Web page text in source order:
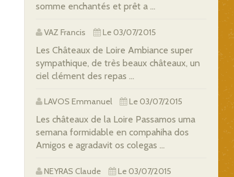
somme enchantés et prêt a ...
VAZ Francis Le 03/07/2015
Les Châteaux de Loire Ambiance super
sympathique, de très beaux châteaux, un
ciel clément des repas ...
LAVOS Emmanuel Le 03/07/2015
Les châteaux de la Loire Passamos uma
semana formidable en compahiha dos
Amigos e agradavit os colegas ...
NEYRAS Claude Le 03/07/2015